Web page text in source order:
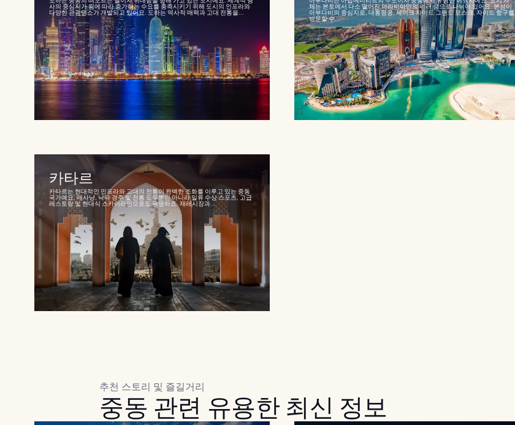
사의 중심지가 됨에 따라 증가하는 수요를 충족시키기 위해 도시의 인프라와
다양한 관광명소가 개발되고 있어요. 도하는 역사적 매력과 고대 전통을...
체는 본토에서 다소 떨어진 아라비아만의 여러 섬으로 나뉘어 있어요. 본섬이
아부다비의 중심지로, 대통령궁, 셰이크 자이드 그랜드 모스크, 자이드 항구를
방문할 수...
카타르
카타르는 현대적인 인프라와 고대의 전통이 완벽한 조화를 이루고 있는 중동
국가예요. 매사냥, 낙타 경주 및 전통 도우뿐만 아니라 일류 수상 스포츠, 고급
레스토랑 및 현대식 스카이라인으로도 유명하죠. 재래시장과...
추천 스토리 및 즐길거리
중동 관련 유용한 최신 정보